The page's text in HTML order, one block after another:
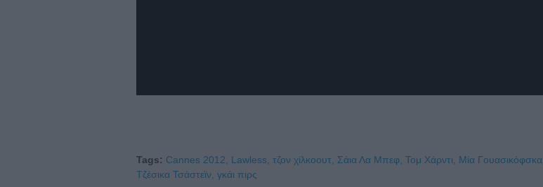
Tags: Cannes 2012, Lawless, τζον χίλκοουτ, Σάια Λα Μπεφ, Τομ Χάρντι,
Μία Γουασικόφσκα,
Τζέσικα Τσάστεϊν, γκάι πιρς